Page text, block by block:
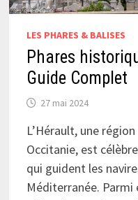
LES PHARES & BALISES
Phares
Guide Complet
27 mai 2024
L’Hérault, une
Occitanie, est
qui guident les
Méditerranée. Parmi